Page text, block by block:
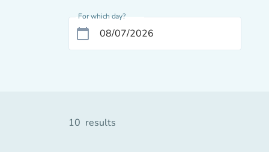
For which day?
calendar_today
10 results